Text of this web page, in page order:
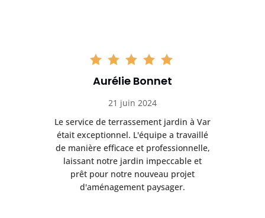
Aurélie Bonnet
21 juin 2024
Le service de terrassement jardin à Var
était exceptionnel. L'équipe a travaillé
de manière efficace et professionnelle,
laissant notre jardin impeccable et
prêt pour notre nouveau projet
d'aménagement paysager.